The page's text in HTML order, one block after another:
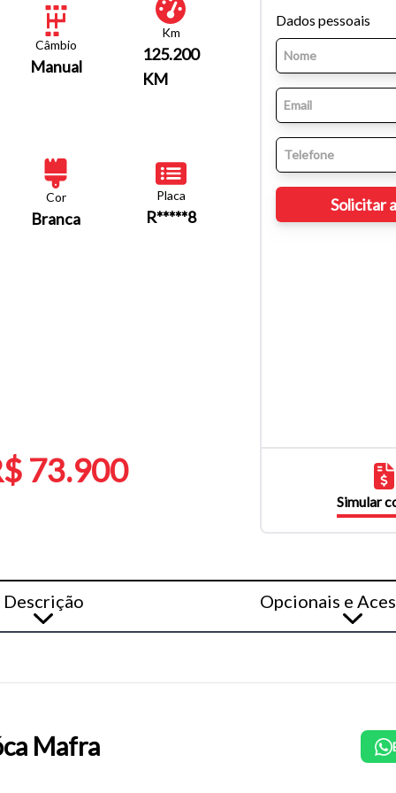
Câmbio
Manual
Km
125.200
KM
Cor
Branca
Placa
R*****8
73.900
Dados pessoais
Simular
Descrição Opcionais e
Mafra